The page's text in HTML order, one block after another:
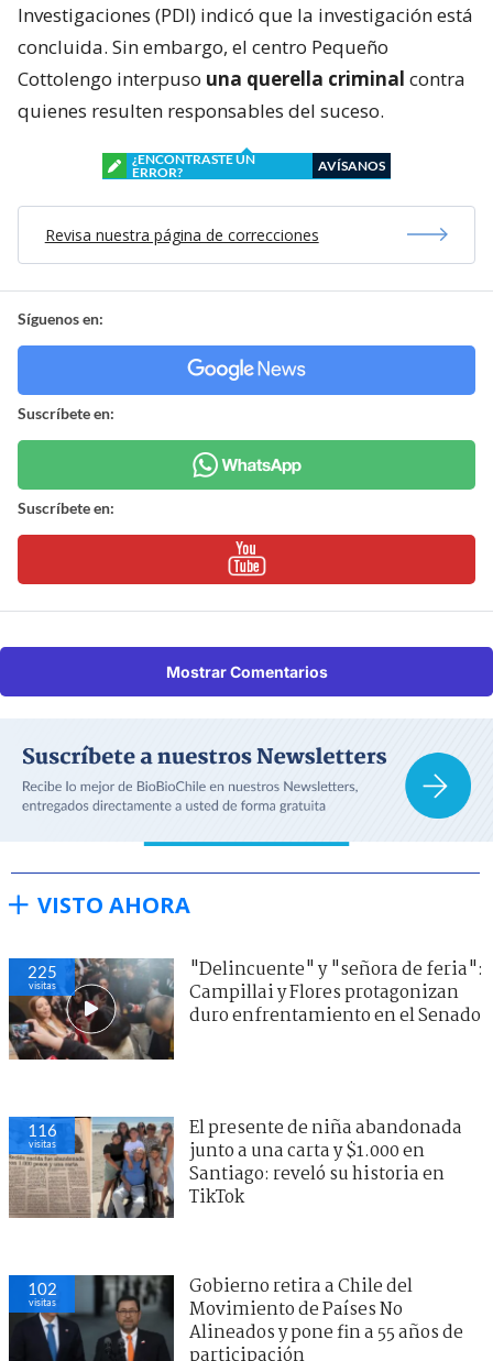
Investigaciones (PDI) indicó que la investigación está
concluida. Sin embargo, el centro Pequeño
Cottolengo interpuso una querella criminal contra
quienes resulten responsables del suceso.
¿ENCONTRASTE UN
ERROR?
AVÍSANOS
Revisa nuestra página de correcciones
Síguenos en:
Suscríbete en:
Suscríbete en:
Mostrar Comentarios
VISTO AHORA
225
visitas
"Delincuente" y "señora de feria":
Campillai y Flores protagonizan
duro enfrentamiento en el Senado
116
visitas
El presente de niña abandonada
junto a una carta y $1.000 en
Santiago: reveló su historia en
TikTok
102
visitas
Gobierno retira a Chile del
Movimiento de Países No
Alineados y pone fin a 55 años de